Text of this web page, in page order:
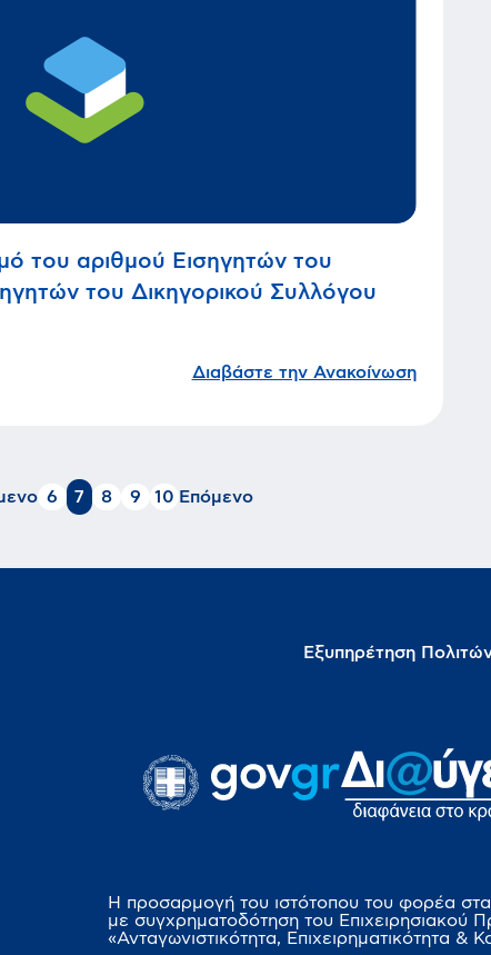
του αριθμού Εισηγητών του
του Δικηγορικού Συλλόγου
Διαβάστε την Ανακοίνωση
6 7 8 9 10 Επόμενο
Εξυπηρέτηση
Η προσαρμογή του ιστότοπου του φορέα
με συγχρηματοδότηση του Επιχειρησιακού
«Ανταγωνιστικότητα, Επιχειρηματικότητα &